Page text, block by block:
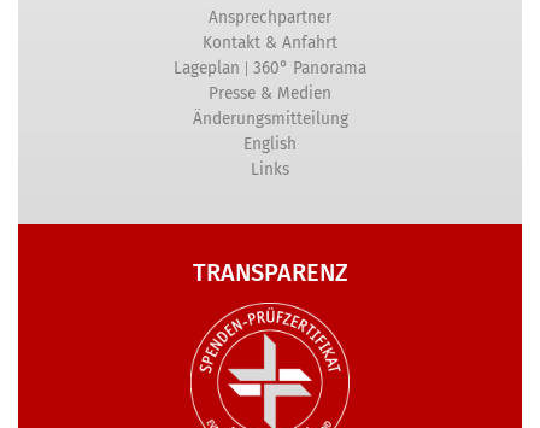
Ansprechpartner
Kontakt & Anfahrt
Lageplan | 360° Panorama
Presse & Medien
Änderungsmitteilung
English
Links
TRANSPARENZ